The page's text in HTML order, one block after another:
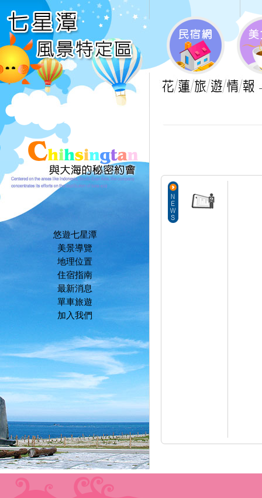
悠遊七星潭
美景導覽
地理位置
住宿指南
最新消息
單車旅遊
加入我們